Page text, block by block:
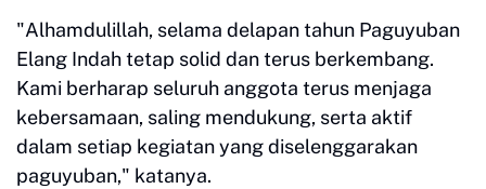
"Alhamdulillah, selama delapan tahun Paguyuban
Elang Indah tetap solid dan terus berkembang.
Kami berharap seluruh anggota terus menjaga
kebersamaan, saling mendukung, serta aktif
dalam setiap kegiatan yang diselenggarakan
paguyuban," katanya.